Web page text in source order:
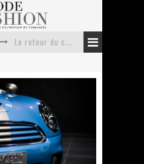
Doudoune pour femme : choisir la pièce idéale entre style, chaleur et durabilité
Le retour du cachemire version casual